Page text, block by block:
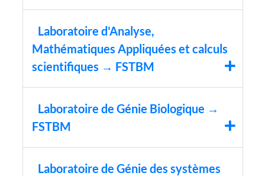
Laboratoire d'Analyse,
Mathématiques Appliquées et calculs
scientifiques → FSTBM
Laboratoire de Génie Biologique →
FSTBM
Laboratoire de Génie des systèmes